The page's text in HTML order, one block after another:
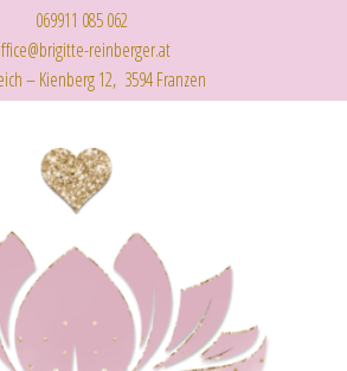
069911 085 062
reinberger.at
– Kienberg 12, 3594 Franzen